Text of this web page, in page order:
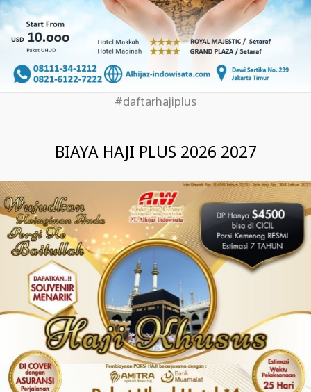
#daftarhajiplus
BIAYA HAJI PLUS 2026 2027